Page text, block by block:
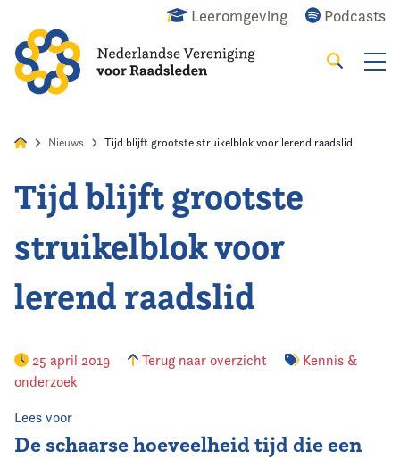
Leeromgeving Podcasts
Zoeken
Home
Agenda
Nieuws
Kennis & Informatie
Vereniging
Nieuws Tijd blijft grootste struikelblok voor lerend raadslid
Tijd blijft grootste
struikelblok voor
lerend raadslid
25 april 2019 Terug naar overzicht
Kennis &
onderzoek
Lees voor
De schaarse hoeveelheid tijd die een